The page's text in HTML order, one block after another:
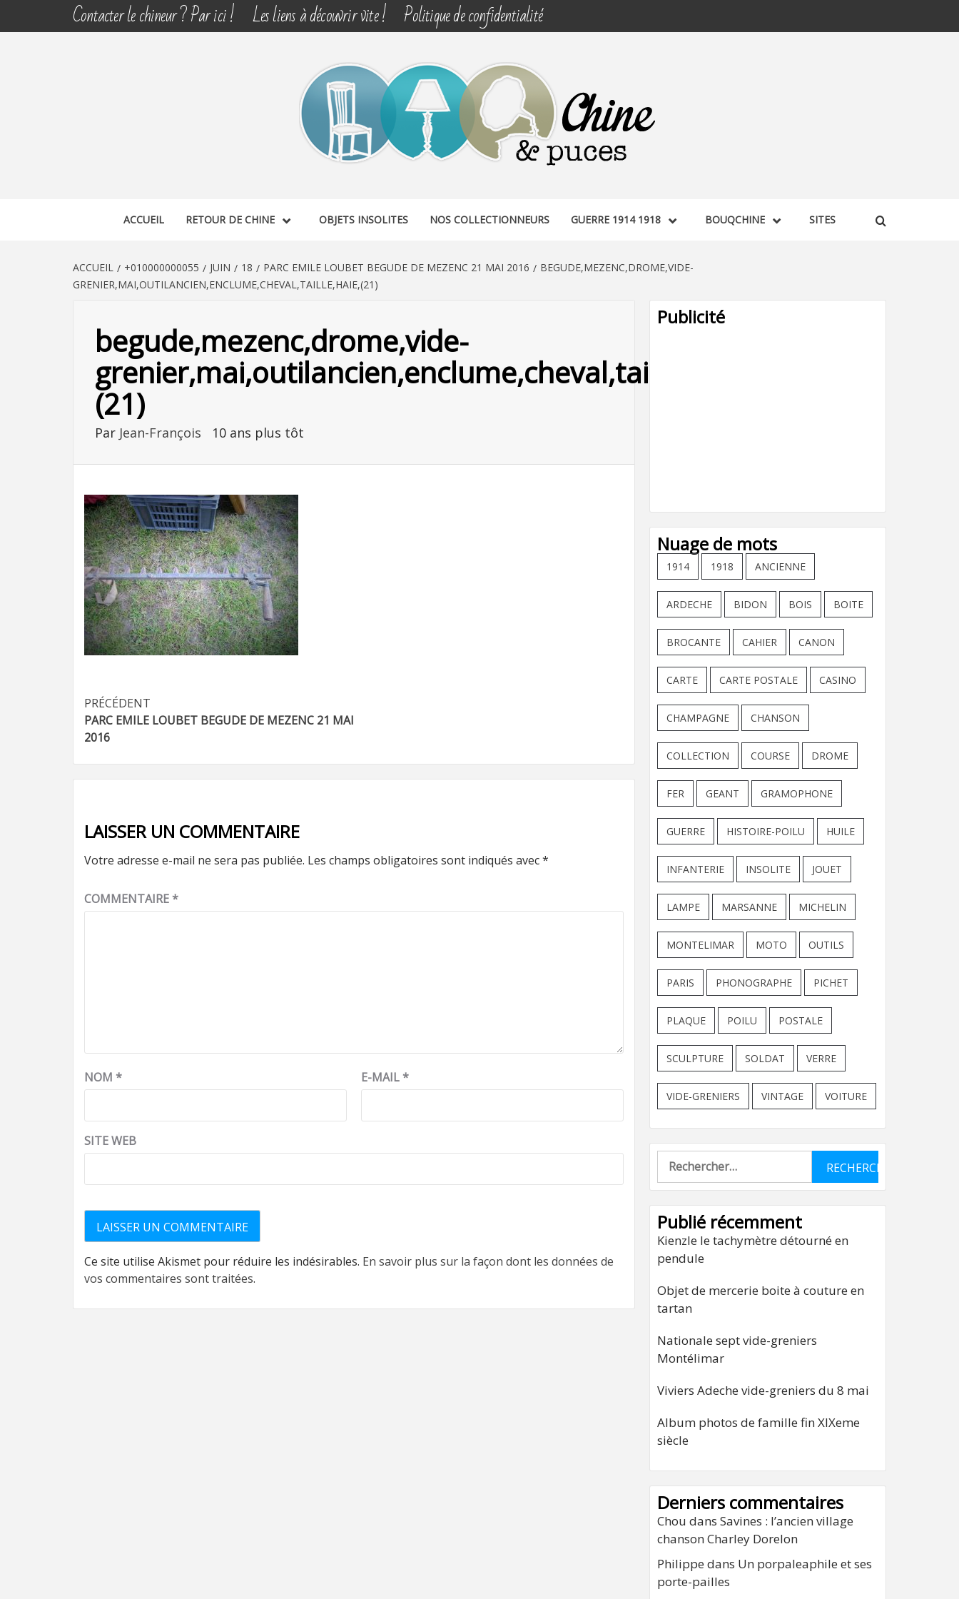
Contacter le chineur ? Par ici ! Les liens à découvrir vite ! Politique de confidentialité
CHINE & PUCES
ACCUEIL RETOUR DE CHINE OBJETS INSOLITES NOS COLLECTIONNEURS GUERRE 1914 1918 BOUQCHINE SITES
ACCUEIL +010000000055 JUIN 18 PARC EMILE LOUBET BEGUDE DE MEZENC 21 MAI 2016
BEGUDE,MEZENC,DROME,VIDE-
GRENIER,MAI,OUTILANCIEN,ENCLUME,CHEVAL,TAILLE,HAIE,(21)
begude,mezenc,drome,vide-
grenier,mai,outilancien,enclume,cheval,taille,haie,
(21)
Par Jean-François 10 ans plus tôt
Navigation
d’article
PRÉCÉDENT
PARC EMILE LOUBET BEGUDE DE MEZENC 21 MAI
2016
LAISSER UN COMMENTAIRE
Votre adresse e-mail ne sera pas publiée. Les champs obligatoires sont indiqués avec*
COMMENTAIRE*
NOM * E-MAIL*
SITE WEB
Ce site utilise Akismet pour réduire les indésirables. En savoir plus sur la façon dont les données de
vos commentaires sont traitées.
Publicité
Nuage de mots
1914 1918 ANCIENNE
ARDECHE BIDON BOIS BOITE
BROCANTE CAHIER CANON
CARTE CARTE POSTALE CASINO
CHAMPAGNE CHANSON
COLLECTION COURSE DROME
FER GEANT GRAMOPHONE
GUERRE HISTOIRE-POILU HUILE
INFANTERIE INSOLITE JOUET
LAMPE MARSANNE MICHELIN
MONTELIMAR MOTO OUTILS
PARIS PHONOGRAPHE PICHET
PLAQUE POILU POSTALE
SCULPTURE SOLDAT VERRE
VIDE-GRENIERS VINTAGE VOITURE
Rechercher :
Publié récemment
Kienzle le tachymètre détourné en
pendule
Objet de mercerie boite à couture en
tartan
Nationale sept vide-greniers
Montélimar
Viviers Adeche vide-greniers du 8 mai
Album photos de famille fin XIXeme
siècle
Derniers commentaires
Chou dans Savines : l’ancien village
chanson Charley Dorelon
Philippe dans Un porpaleaphile et ses
porte-pailles